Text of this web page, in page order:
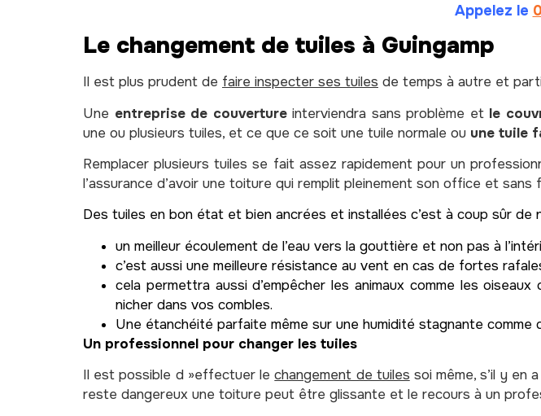
Appelez le
Le changement de tuiles à Guingamp
Il est plus prudent de faire inspecter ses tuiles de temps à autre et
Une entreprise de couvertureinterviendra sans problème et le
une ou plusieurs tuiles, et ce que ce soit une tuile normale ou une tuile
Remplacer plusieurs tuiles se fait assez rapidement pour un
l’assurance d’avoir une toiture qui remplit pleinement son office et sans
Des tuiles en bon état et bien ancrées et installées c’est à coup sûr de
un meilleur écoulement de l’eau vers la gouttière et non pas à
c’est aussi une meilleure résistance au vent en cas de fortes
cela permettra aussi d’empêcher les animaux comme les
nicher dans vos combles.
Une étanchéité parfaite même sur une humidité stagnante comme
Un professionnel pour changer les tuiles
Il est possible d »effectuer lechangement de tuiles soi même, s’il y en
reste dangereux une toiture peut être glissante et le recours à un